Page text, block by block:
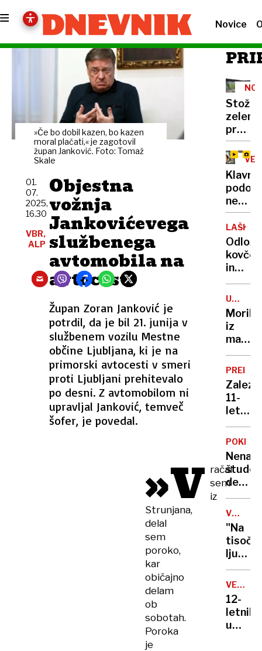
Novice
»Če bo dobil kazen, bo kazen
moral plačati,« je zagotovil
župan Janković. Foto: Tomaž
Skale
Objestna
vožnja
Jankovićevega
službenega
avtomobila na
avtocesti
Župan Zoran Janković je
potrdil, da je bil 21. junija v
službenem vozilu Mestne
občine Ljubljana, ki je na
primorski avtocesti v smeri
proti Ljubljani prehitevalo
po desni. Z avtomobilom ni
upravljal Janković, temveč
šofer, je povedal.
01.
07.
2025,
16.30
VBR,
ALP
»V račal
sem
iz
Strunjana,
delal
sem
poroko,
kar
običajno
delam
ob
sobotah.
Poroka
je
prva
tekma
teden
nekdaj
LAŠKO
Odložil
kovček
in
da je
v
njem
bomba.
Čaka
ga
ovadba
UMOR
IN
POSKUS
UBOJA
Moril
iz
Zadnje
upanje
za
na
30
let
zapora
11-
letne
v
Policija
POKLICI
dela:
Od
psov
do
iskanja
VALOVI
"Na
tisoče
ljudi
bi
lahko
umrlo,
med
najbolj
VELIKA
12-
letnik
umrl